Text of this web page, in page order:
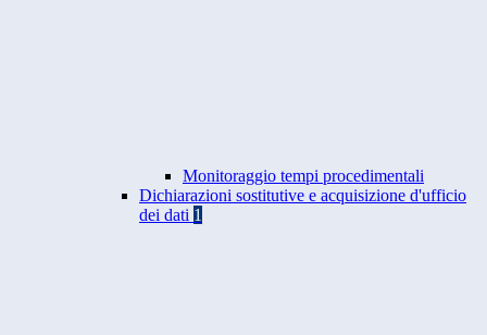
Monitoraggio tempi procedimentali
Dichiarazioni sostitutive e acquisizione d'ufficio
dei dati 1